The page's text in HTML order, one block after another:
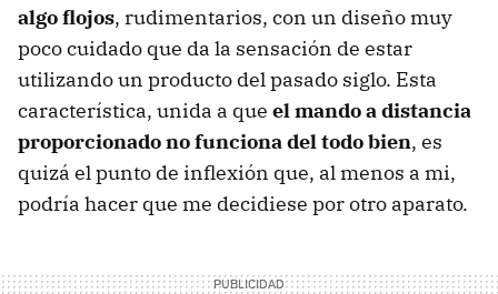
algo flojos, rudimentarios, con un diseño muy
poco cuidado que da la sensación de estar
utilizando un producto del pasado siglo. Esta
característica, unida a que el mando a distancia
proporcionado no funciona del todo bien, es
quizá el punto de inflexión que, al menos a mi,
podría hacer que me decidiese por otro aparato.